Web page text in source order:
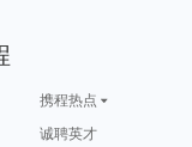
携程热点
诚聘英才